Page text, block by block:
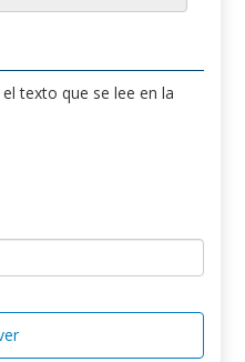
texto que se lee en la